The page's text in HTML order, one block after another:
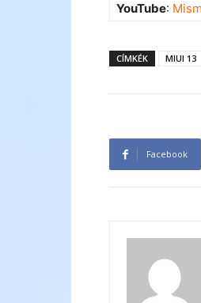
YouTube:
CÍMKÉK MIUI 13
Facebook